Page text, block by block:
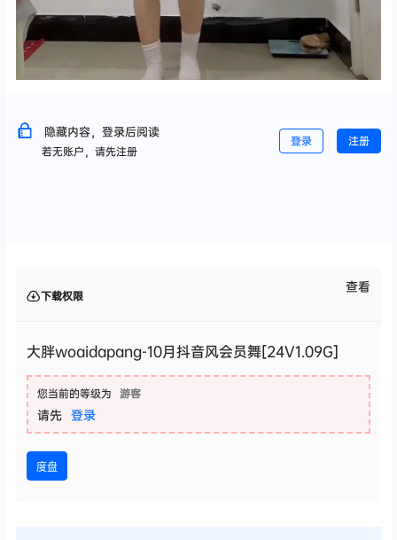
隐藏内容，登录后阅读
若无账户，请先注册
登录 注册
下载权限
查看
大胖woaidapang-10月抖音风会员舞[24V1.09G]
您当前的等级为 游客
请先 登录
度盘